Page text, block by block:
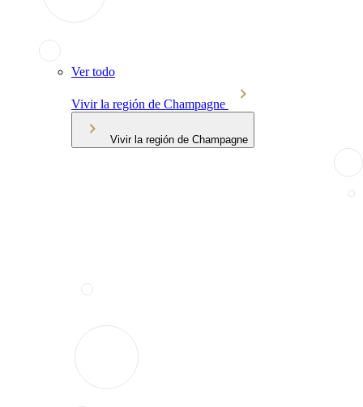
Ver todo
Vivir la región de Champagne
Vivir la región de Champagne